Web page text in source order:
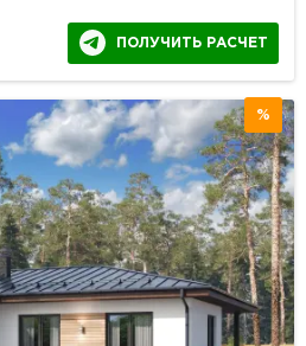
ПОЛУЧИТЬ РАСЧЕТ
%